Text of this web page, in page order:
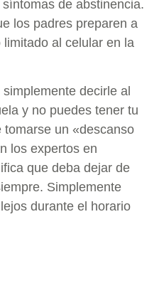
de abstinencia.
los padres preparen a
al celular en la
decirle al
y no puedes tener tu
tomarse un «descanso
los expertos en
que deba dejar de
Simplemente
durante el horario